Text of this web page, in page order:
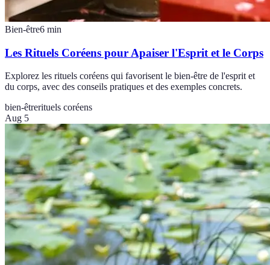
Bien-être6 min
Les Rituels Coréens pour Apaiser l'Esprit et le Corps
Explorez les rituels coréens qui favorisent le bien-être de l'esprit et
du corps, avec des conseils pratiques et des exemples concrets.
bien-êtrerituels coréens
Aug 5